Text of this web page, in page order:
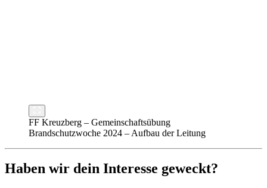
FF Kreuzberg – Gemeinschaftsübung
Brandschutzwoche 2024 – Aufbau der Leitung
Haben wir dein Interesse geweckt?